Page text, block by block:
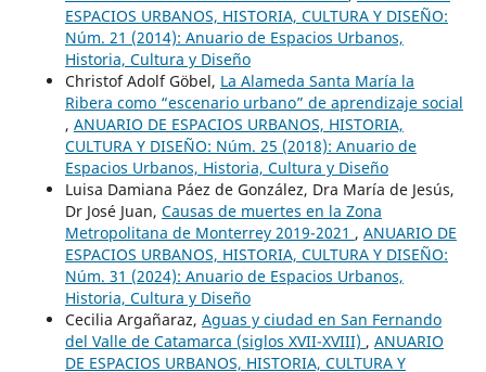
ESPACIOS URBANOS, HISTORIA, CULTURA Y DISEÑO:
Núm. 21 (2014): Anuario de Espacios Urbanos,
Historia, Cultura y Diseño
Christof Adolf Göbel, La Alameda Santa María la
Ribera como “escenario urbano” de aprendizaje social
, ANUARIO DE ESPACIOS URBANOS, HISTORIA,
CULTURA Y DISEÑO: Núm. 25 (2018): Anuario de
Espacios Urbanos, Historia, Cultura y Diseño
Luisa Damiana Páez de González, Dra María de Jesús,
Dr José Juan, Causas de muertes en la Zona
Metropolitana de Monterrey 2019-2021 , ANUARIO DE
ESPACIOS URBANOS, HISTORIA, CULTURA Y DISEÑO:
Núm. 31 (2024): Anuario de Espacios Urbanos,
Historia, Cultura y Diseño
Cecilia Argañaraz, Aguas y ciudad en San Fernando
del Valle de Catamarca (siglos XVII-XVIII) , ANUARIO
DE ESPACIOS URBANOS, HISTORIA, CULTURA Y